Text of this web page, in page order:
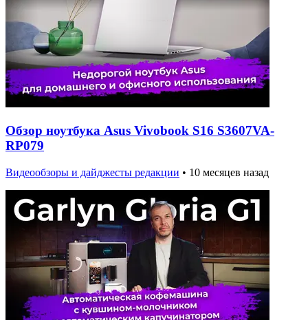
Обзор ноутбука Asus Vivobook S16 S3607VA-
RP079
Видеообзоры и дайджесты редакции • 10 месяцев назад